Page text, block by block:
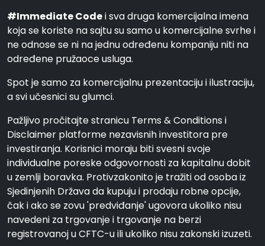
#Immediate Codei sva druga komercijalna imena
koja se koriste na sajtu su samo u komercijalne svrhe i
ne odnose se ni na jednu određenu kompaniju niti na
određene pružaoce usluga.
Spot je samo za komercijalnu prezentaciju i ilustraciju,
a svi učesnici su glumci.
Pažljivo pročitajte stranicu Terms & Conditions i
Disclaimer platforme nezavisnih investitora pre
investiranja. Korisnici moraju biti svesni svoje
individualne poreske odgovornosti za kapitalnu dobit
u zemlji boravka. Protivzakonito je tražiti od osoba iz
Sjedinjenih Država da kupuju i prodaju robne opcije,
čak i ako se zovu 'predviđanje' ugovora ukoliko nisu
navedeni za trgovanje i trgovanje na berzi
registrovanoj u CFTC-u ili ukoliko nisu zakonski izuzeti.